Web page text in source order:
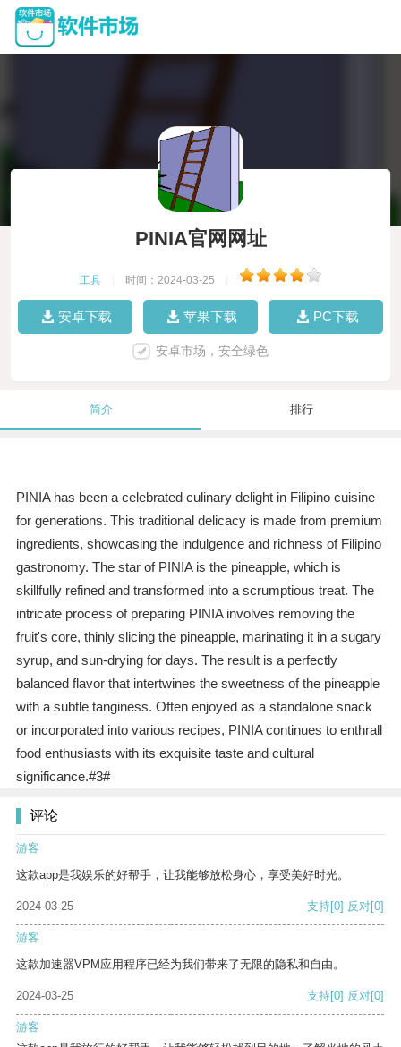
PINIA官网网址
工具 时间：2024-03-25
安卓下载 苹果下载 PC下载
安卓市场，安全绿色
简介 排行
PINIA has been a celebrated culinary delight in Filipino cuisine
for generations. This traditional delicacy is made from premium
ingredients, showcasing the indulgence and richness of Filipino
gastronomy. The star of PINIA is the pineapple, which is
skillfully refined and transformed into a scrumptious treat. The
intricate process of preparing PINIA involves removing the
fruit's core, thinly slicing the pineapple, marinating it in a sugary
syrup, and sun-drying for days. The result is a perfectly
balanced flavor that intertwines the sweetness of the pineapple
with a subtle tanginess. Often enjoyed as a standalone snack
or incorporated into various recipes, PINIA continues to enthrall
food enthusiasts with its exquisite taste and cultural
significance.#3#
评论
游客
这款app是我娱乐的好帮手，让我能够放松身心，享受美好时光。
2024-03-25 支持[0] 反对[0]
游客
这款加速器VPM应用程序已经为我们带来了无限的隐私和自由。
2024-03-25 支持[0] 反对[0]
游客